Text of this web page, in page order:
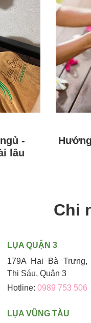
-
lâu
Chi
LỤA QUẬN 3
179A Hai Bà
Thị Sáu, Quận 3
Hotline: 0989 753 506
LỤA VŨNG TÀU